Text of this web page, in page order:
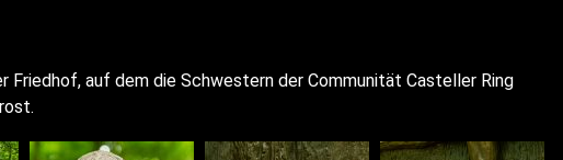
Fried­hof, auf dem die Schwes­tern der Com­mu­ni­tät Cas­tel­ler Ring